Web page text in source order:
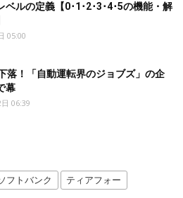
ベルの定義【0･1･2･3･4･5の機能・解
05:00
落！「自動運転界のジョブズ」の企
幕
06:39
フトバンク ティアフォー